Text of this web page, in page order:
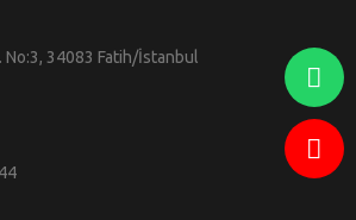
No:3, 34083 Fatih/İstanbul